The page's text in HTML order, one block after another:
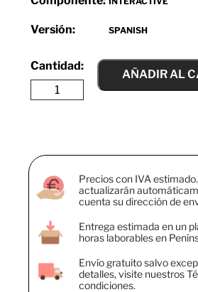
Versión: SPANISH
AÑADIR AL
Precios con IVA
actualizarán
cuenta su dirección de
Entrega estimada en un
horas laborables en
Envío gratuito salvo
detalles, visite nuestros
condiciones.